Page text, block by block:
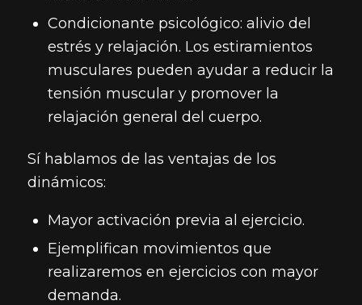
Condicionante psicológico: alivio del
estrés y relajación. Los estiramientos
musculares pueden ayudar a reducir la
tensión muscular y promover la
relajación general del cuerpo.
Sí hablamos de las ventajas de los
dinámicos:
Mayor activación previa al ejercicio.
Ejemplifican movimientos que
realizaremos en ejercicios con mayor
demanda.